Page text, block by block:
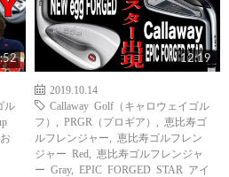
ル
12:19
2019.10.14
Callaway Golf（キャロウェイゴル
フ）
PRGR（プロギア）
恵比寿ゴ
ルフレンジャー
恵比寿ゴルフレン
ジャー Red
恵比寿ゴルフレンジャ
ー Gray, EPIC FORGED STAR アイ